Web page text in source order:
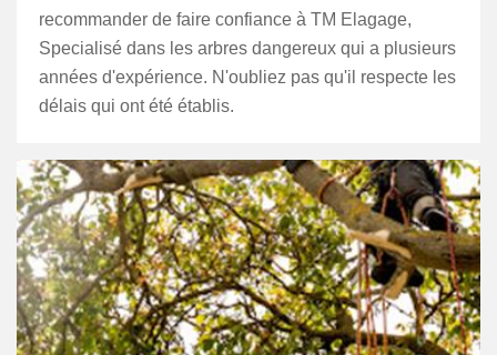
recommander de faire confiance à TM Elagage,
Specialisé dans les arbres dangereux qui a plusieurs
années d'expérience. N'oubliez pas qu'il respecte les
délais qui ont été établis.